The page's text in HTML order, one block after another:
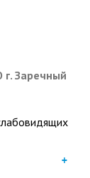
Заречный